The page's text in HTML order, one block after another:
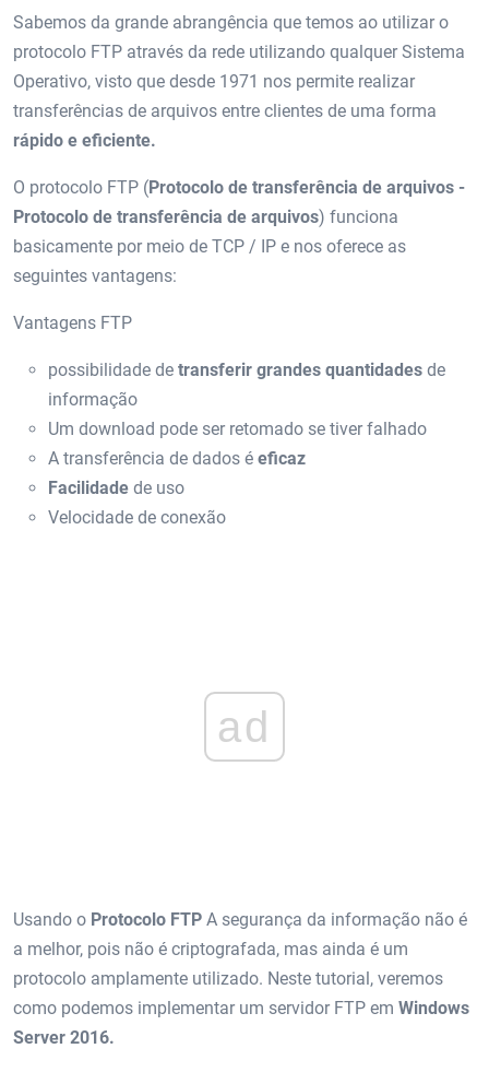
Sabemos da grande abrangência que temos ao utilizar o
protocolo FTP através da rede utilizando qualquer Sistema
Operativo, visto que desde 1971 nos permite realizar
transferências de arquivos entre clientes de uma forma
rápido e eficiente.
O protocolo FTP (Protocolo de transferência de arquivos -
Protocolo de transferência de arquivos) funciona
basicamente por meio de TCP / IP e nos oferece as
seguintes vantagens:
Vantagens FTP
possibilidade de transferir grandes quantidades de
informação
Um download pode ser retomado se tiver falhado
A transferência de dados é eficaz
Facilidade de uso
Velocidade de conexão
ad
Usando o Protocolo FTP A segurança da informação não é
a melhor, pois não é criptografada, mas ainda é um
protocolo amplamente utilizado. Neste tutorial, veremos
como podemos implementar um servidor FTP em Windows
Server 2016.